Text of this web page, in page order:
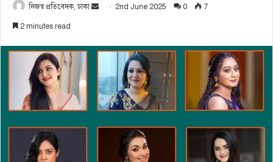
নিজস্ব প্রতিবেদক, ঢাকা
d
n
e
m
2nd June 2025 0 7
2 minutes read